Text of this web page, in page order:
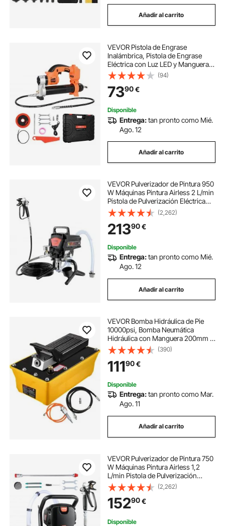
Añadir al carrito
VEVOR Pistola de Engrase
Inalámbrica, Pistola de Engrase
Eléctrica con Luz LED y Manguera
de 89 cm y Gatillos de Velocidad
Variable Presión Máxima de 80000
PSI para Engrasar Vehículos o
Máquinas
(94)
7390€
Disponible
Entrega:tan pronto como Mié.
Ago. 12
Añadir al carrito
VEVOR Pulverizador de Pintura 950
W Máquinas Pintura Airless 2 L/min
Pistola de Pulverización Eléctrica
sin Aire Presión Máxima 3000 PSI
con Manguera de 15 m para Pared,
Mueble, Exterior, Interior
(2,262)
21390€
Disponible
Entrega:tan pronto como Mié.
Ago. 12
Añadir al carrito
VEVOR Bomba Hidráulica de Pie
10000psi, Bomba Neumática
Hidráulica con Manguera 200mm y
Pistola Rociadora, Capacidad 2.3L
Bomba Hidráulica de Aire Control
de Pedal Simple para Maquinari
(390)
11190€
Disponible
Entrega:tan pronto como Mar.
Ago. 11
Añadir al carrito
VEVOR Pulverizador de Pintura 750
W Máquinas Pintura Airless 1,2
L/min Pistola de Pulverización
Eléctrica sin Aire Presión Máxima
3000 PSI con Manguera de 7,6 m
para Pared, Mueble, Exterior,
Interior
(2,262)
15290€
Disponible